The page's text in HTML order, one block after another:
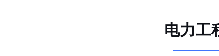
电力工